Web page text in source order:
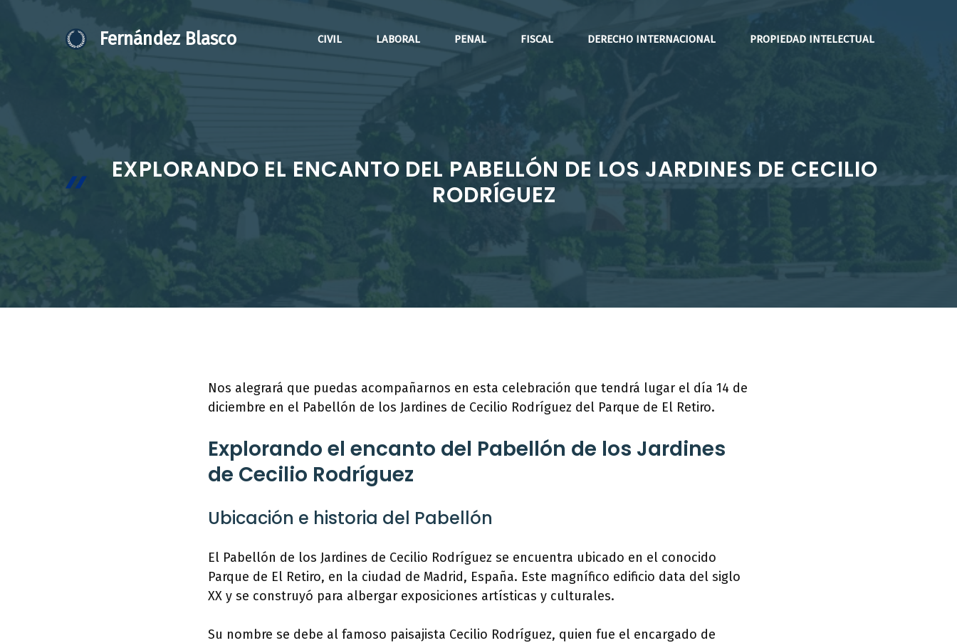
Fernández Blasco CIVIL LABORAL PENAL FISCAL DERECHO INTERNACIONAL PROPIEDAD INTELECTUAL
EXPLORANDO EL ENCANTO DEL PABELLÓN DE LOS JARDINES DE CECILIO
RODRÍGUEZ
Nos alegrará que puedas acompañarnos en esta celebración que tendrá lugar el día 14 de
diciembre en el Pabellón de los Jardines de Cecilio Rodríguez del Parque de El Retiro.
Explorando el encanto del Pabellón de los Jardines
de Cecilio Rodríguez
Ubicación e historia del Pabellón
El Pabellón de los Jardines de Cecilio Rodríguez se encuentra ubicado en el conocido
Parque de El Retiro, en la ciudad de Madrid, España. Este magnífico edificio data del siglo
XX y se construyó para albergar exposiciones artísticas y culturales.
Su nombre se debe al famoso paisajista Cecilio Rodríguez, quien fue el encargado de